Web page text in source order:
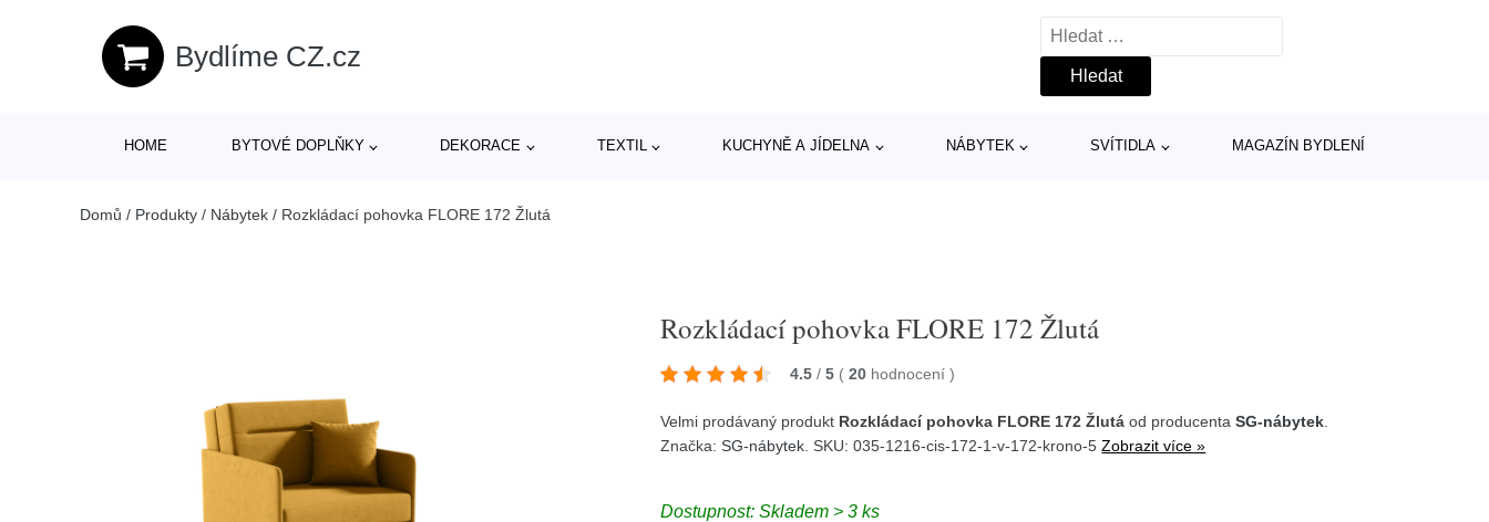
Bydlíme CZ.cz
Vyhledávání
HOME BYTOVÉ DOPLŇKY DEKORACE TEXTIL KUCHYNĚ A JÍDELNA NÁBYTEK SVÍTIDLA MAGAZÍN BYDLENÍ
Domů / Produkty / Nábytek / Rozkládací pohovka FLORE 172 Žlutá
Rozkládací pohovka FLORE 172 Žlutá
4.5 / 5 ( 20 hodnocení)
Velmi prodávaný produkt Rozkládací pohovka FLORE 172 Žlutá od producentaSG-nábytek
Značka:SG-nábytek . SKU: 035-1216-cis-172-1-v-172-krono-5Zobrazit více »
Dostupnost:Skladem > 3 ks